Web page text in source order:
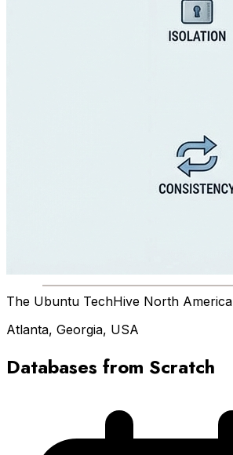
The Ubuntu TechHive North America
Atlanta, Georgia, USA
Databases from Scratch